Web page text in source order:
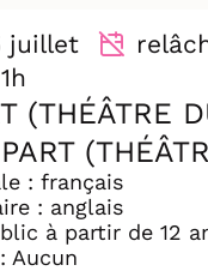
profondément
Jacques
rythme et la
et sensibilité
juillet
1h
(THÉÂTRE
: français
: anglais
à partir de 12
Aucun